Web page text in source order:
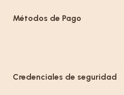
Métodos de Pago
Credenciales de seguridad